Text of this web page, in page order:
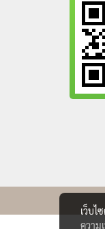
เว็บไ
ความ